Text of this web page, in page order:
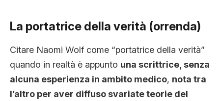
La portatrice della verità (orrenda)
Citare Naomi Wolf come “portatrice della verità”
quando in realtà è appunto una scrittrice, senza
alcuna esperienza in ambito medico, nota tra
l’altro per aver diffuso svariate teorie del